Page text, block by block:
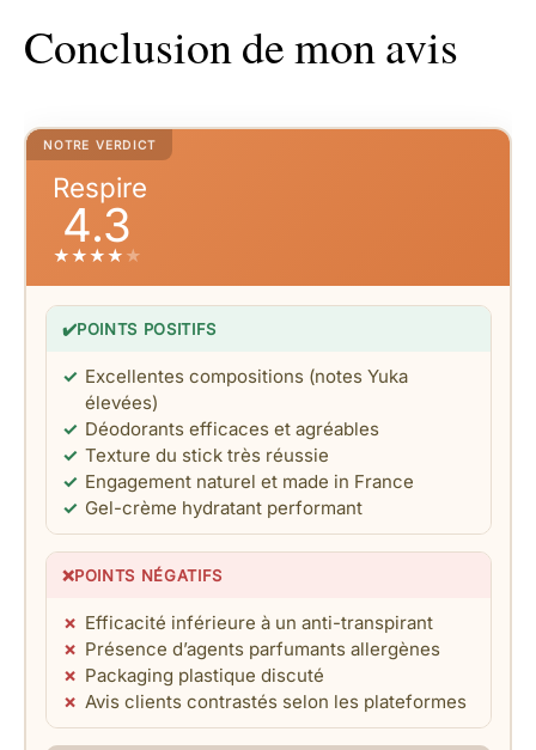
Conclusion de mon avis
NOTRE VERDICT
Respire
4.3
★★★★ ★
✔️POINTS POSITIFS
Excellentes compositions (notes Yuka
élevées)
Déodorants efficaces et agréables
Texture du stick très réussie
Engagement naturel et made in France
Gel-crème hydratant performant
❌POINTS NÉGATIFS
Efficacité inférieure à un anti-transpirant
Présence d’agents parfumants allergènes
Packaging plastique discuté
Avis clients contrastés selon les plateformes